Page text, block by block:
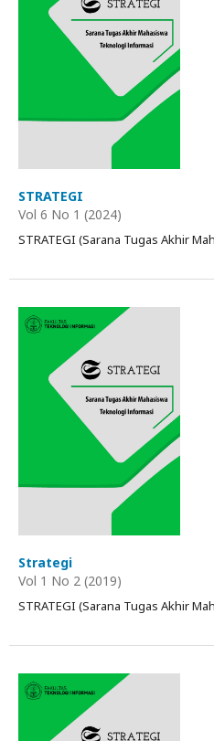
STRATEGI
Vol 6 No 1 (2024)
STRATEGI (Sarana Tugas Akhir
Strategi
Vol 1 No 2 (2019)
STRATEGI (Sarana Tugas Akhir